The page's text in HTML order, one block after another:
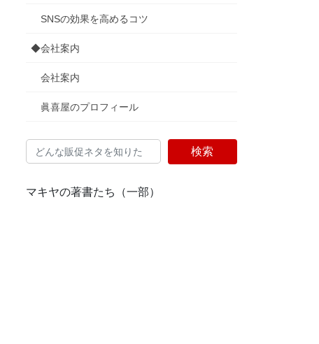
SNSの効果を高めるコツ
◆会社案内
会社案内
眞喜屋のプロフィール
検索
マキヤの著書たち（一部）